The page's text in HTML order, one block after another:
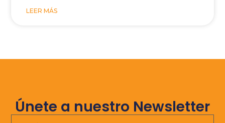
LEER MÁS
Únete a nuestro Newsletter